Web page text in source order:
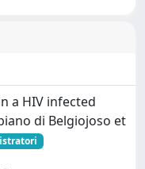
a HIV infected
di Belgiojoso et